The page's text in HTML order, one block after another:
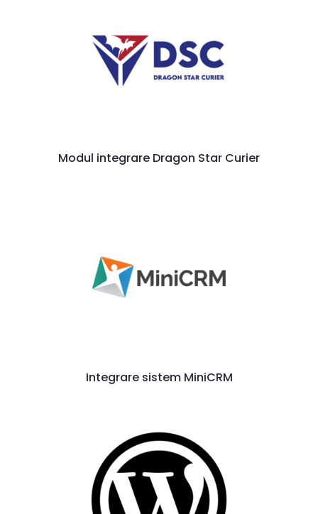
Modul integrare Dragon Star Curier
Integrare sistem MiniCRM